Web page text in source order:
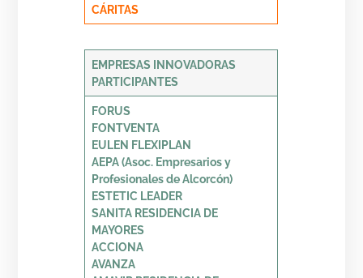
CÁRITAS
EMPRESAS INNOVADORAS
PARTICIPANTES
FORUS
FONTVENTA
EULEN FLEXIPLAN
AEPA (Asoc. Empresarios y
Profesionales de Alcorcón)
ESTETIC LEADER
SANITA RESIDENCIA DE
MAYORES
ACCIONA
AVANZA